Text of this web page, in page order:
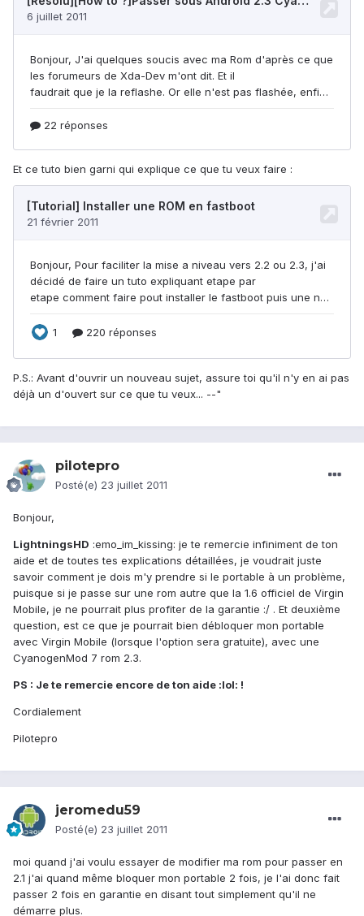
Et ce tuto bien garni qui explique ce que tu veux faire :
P.S.: Avant d'ouvrir un nouveau sujet, assure toi qu'il n'y en ai pas
déjà un d'ouvert sur ce que tu veux... --"
pilotepro
Posté(e) 23 juillet 2011
Bonjour,
LightningsHD :emo_im_kissing: je te remercie infiniment de ton
aide et de toutes tes explications détaillées, je voudrait juste
savoir comment je dois m'y prendre si le portable à un problème,
puisque si je passe sur une rom autre que la 1.6 officiel de Virgin
Mobile, je ne pourrait plus profiter de la garantie :/ . Et deuxième
question, est ce que je pourrait bien débloquer mon portable
avec Virgin Mobile (lorsque l'option sera gratuite), avec une
CyanogenMod 7 rom 2.3.
PS : Je te remercie encore de ton aide :lol: !
Cordialement
Pilotepro
jeromedu59
Posté(e) 23 juillet 2011
moi quand j'ai voulu essayer de modifier ma rom pour passer en
2.1 j'ai quand même bloquer mon portable 2 fois, je l'ai donc fait
passer 2 fois en garantie en disant tout simplement qu'il ne
démarre plus.